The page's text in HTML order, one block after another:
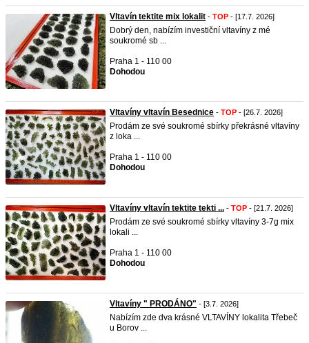
Vltavín tektite mix lokalit - TOP - [17.7. 2026]
Dobrý den, nabízím investiční vltavíny z mé
soukromé sb ...
Praha 1 - 110 00
Dohodou
Vltavíny vltavín Besednice - TOP - [26.7. 2026]
Prodám ze své soukromé sbírky překrásné vltavíny
z loka ...
Praha 1 - 110 00
Dohodou
Vltavíny vltavín tektite tekti ... - TOP - [21.7. 2026]
Prodám ze své soukromé sbírky vltavíny 3-7g mix
lokali ...
Praha 1 - 110 00
Dohodou
Vltavíny " PRODÁNO" - [3.7. 2026]
Nabízím zde dva krásné VLTAVÍNY lokalita Třebeč
u Borov ...